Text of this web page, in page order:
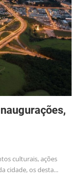
culturais, ações
cidade, os desta...